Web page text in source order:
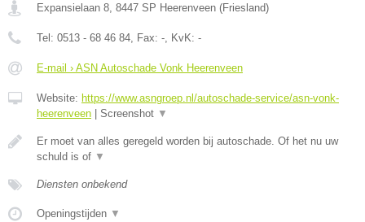
Expansielaan 8 8447 SP Heerenveen (Friesland)
Tel: 0513 - 68 46 84 , Fax: - , KvK: -
E-mail › ASN Autoschade Vonk Heerenveen
Website: https://www.asngroep.nl/autoschade-service/asn-vonk-
heerenveen | Screenshot ▼
Er moet van alles geregeld worden bij autoschade. Of het nu uw
schuld is of ▼
Diensten onbekend
Openingstijden ▼